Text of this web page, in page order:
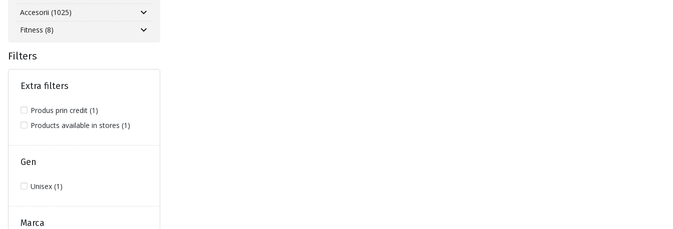
Accesorii (1025)
Fitness (8)
Filters
Extra filters
Produs prin credit (1)
Products available in stores (1)
Gen
Unisex (1)
Marca